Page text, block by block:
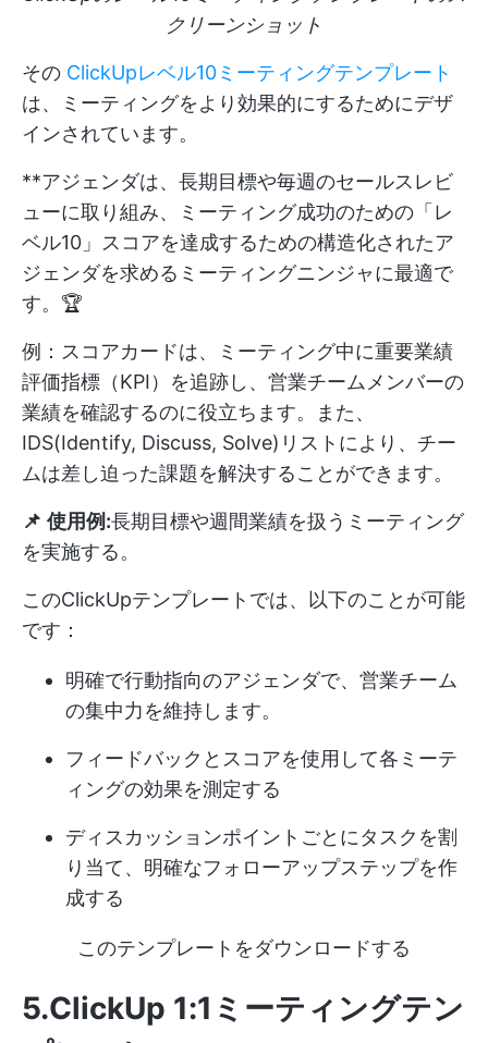
クリーンショット
その ClickUpレベル10ミーティングテンプレート
は、ミーティングをより効果的にするためにデザ
インされています。
**アジェンダは、長期目標や毎週のセールスレビ
ューに取り組み、ミーティング成功のための「レ
ベル10」スコアを達成するための構造化されたア
ジェンダを求めるミーティングニンジャに最適で
す。🏆
例：スコアカードは、ミーティング中に重要業績
評価指標（KPI）を追跡し、営業チームメンバーの
業績を確認するのに役立ちます。また、
IDS(Identify, Discuss, Solve)リストにより、チー
ムは差し迫った課題を解決することができます。
📌 使用例:長期目標や週間業績を扱うミーティング
を実施する。
このClickUpテンプレートでは、以下のことが可能
です：
明確で行動指向のアジェンダで、営業チーム
の集中力を維持します。
フィードバックとスコアを使用して各ミーテ
ィングの効果を測定する
ディスカッションポイントごとにタスクを割
り当て、明確なフォローアップステップを作
成する
このテンプレートをダウンロードする
5.ClickUp 1:1ミーティングテン